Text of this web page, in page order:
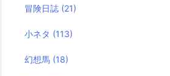
冒険日誌 (21)
小ネタ (113)
幻想馬 (18)